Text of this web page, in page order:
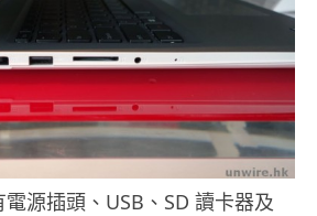
源插頭、USB、SD 讀卡器及